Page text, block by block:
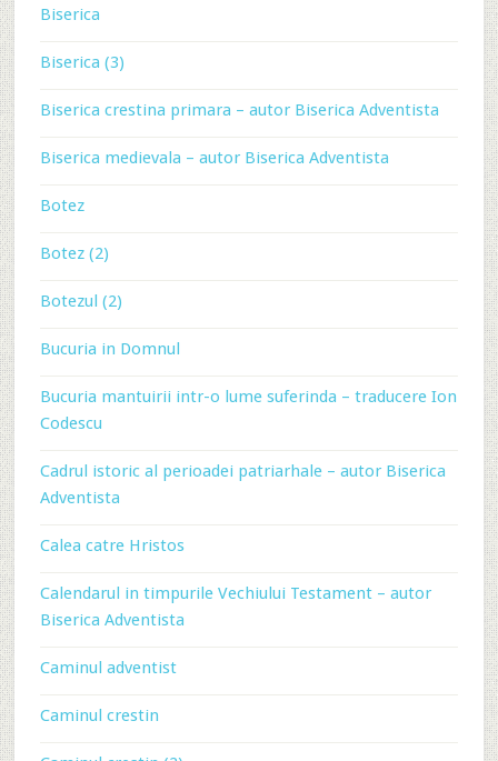
Biserica
Biserica (3)
Biserica crestina primara – autor Biserica Adventista
Biserica medievala – autor Biserica Adventista
Botez
Botez (2)
Botezul (2)
Bucuria in Domnul
Bucuria mantuirii intr-o lume suferinda – traducere Ion
Codescu
Cadrul istoric al perioadei patriarhale – autor Biserica
Adventista
Calea catre Hristos
Calendarul in timpurile Vechiului Testament – autor
Biserica Adventista
Caminul adventist
Caminul crestin